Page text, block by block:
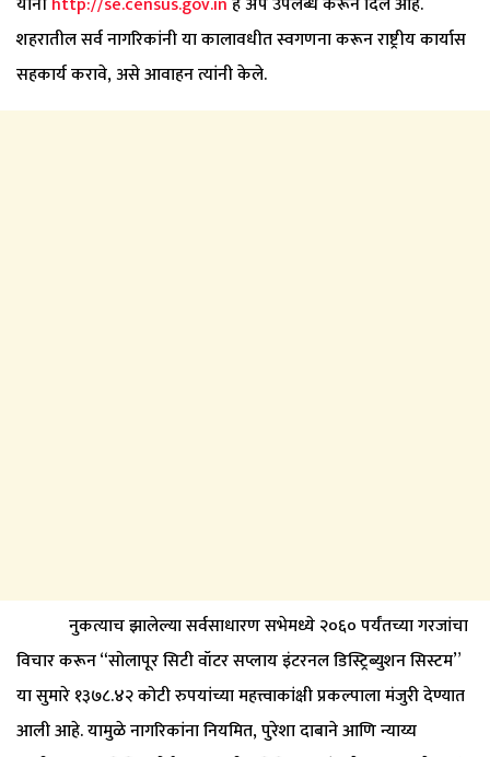
शहरातील सर्व नागरिकांनी या कालावधीत स्वगणना करून राष्ट्रीय कार्यास
सहकार्य करावे, असे आवाहन त्यांनी केले.
नुकत्याच झालेल्या सर्वसाधारण सभेमध्ये २०६० पर्यंतच्या गरजांचा
विचार करून “सोलापूर सिटी वॉटर सप्लाय इंटरनल डिस्ट्रिब्युशन सिस्टम”
या सुमारे १३७८.४२ कोटी रुपयांच्या महत्त्वाकांक्षी प्रकल्पाला मंजुरी देण्यात
आली आहे. यामुळे नागरिकांना नियमित, पुरेशा दाबाने आणि न्याय्य